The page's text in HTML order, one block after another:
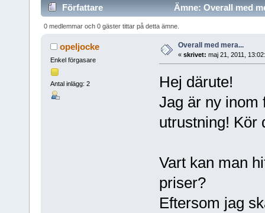
Författare Ämne: Overall med
0 medlemmar och 0 gäster tittar på detta ämne.
opeljocke
Enkel förgasare
Antal inlägg: 2
Overall med mera...
« skrivet: maj 21, 2011,
Hej därute!
Jag är ny inom
utrustning! Kör
Vart kan man
priser?
Eftersom jag